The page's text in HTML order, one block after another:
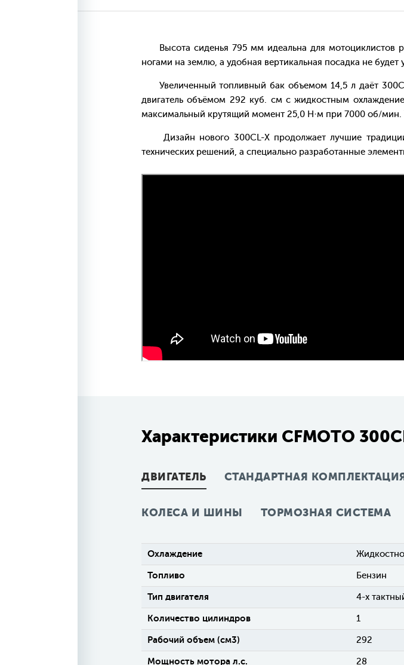
Высота сиденья 795 мм идеальна для мотоциклистов
ногами на землю, а удобная вертикальная посадка не
Увеличенный топливный бак объемом 14,5 л даёт
двигатель объёмом 292 куб. см с жидкостным
максимальный крутящий момент 25,0 Н·м при 7000 об/
Дизайн нового 300CL-X продолжает лучшие традиции
технических решений, а специально разработанные
Характеристики CFMOTO
ДВИГАТЕЛЬ СТАНДАРТНАЯ
КОЛЕСА И ШИНЫ ТОРМОЗНАЯ СИСТЕМА
Охлаждение
Топливо Бензин
Тип двигателя 4-х
Количество цилиндров 1
Рабочий объем (см3) 292
Мощность мотора л.с. 28